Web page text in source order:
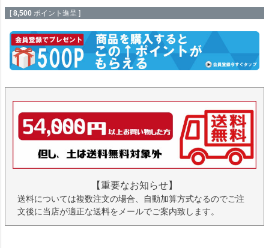
[ 8,500 ポイント進呈 ]
【重要なお知らせ】
送料については複数注文の場合、自動加算方式なるのでご注
文後に当店が適正な送料をメールでご案内致します。